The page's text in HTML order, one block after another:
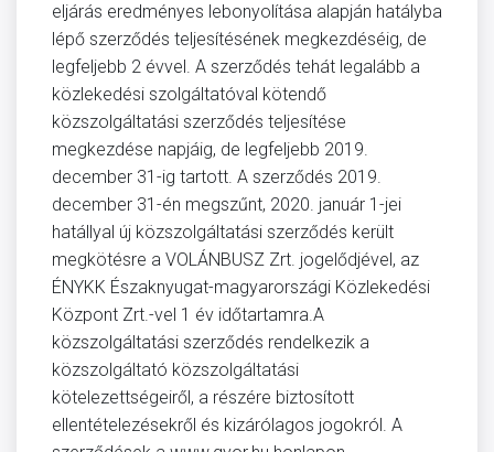
eljárás eredményes lebonyolítása alapján hatályba
lépő szerződés teljesítésének megkezdéséig, de
legfeljebb 2 évvel. A szerződés tehát legalább a
közlekedési szolgáltatóval kötendő
közszolgáltatási szerződés teljesítése
megkezdése napjáig, de legfeljebb 2019.
december 31-ig tartott. A szerződés 2019.
december 31-én megszűnt, 2020. január 1-jei
hatállyal új közszolgáltatási szerződés került
megkötésre a VOLÁNBUSZ Zrt. jogelődjével, az
ÉNYKK Északnyugat-magyarországi Közlekedési
Központ Zrt.-vel 1 év időtartamra.A
közszolgáltatási szerződés rendelkezik a
közszolgáltató közszolgáltatási
kötelezettségeiről, a részére biztosított
ellentételezésekről és kizárólagos jogokról. A